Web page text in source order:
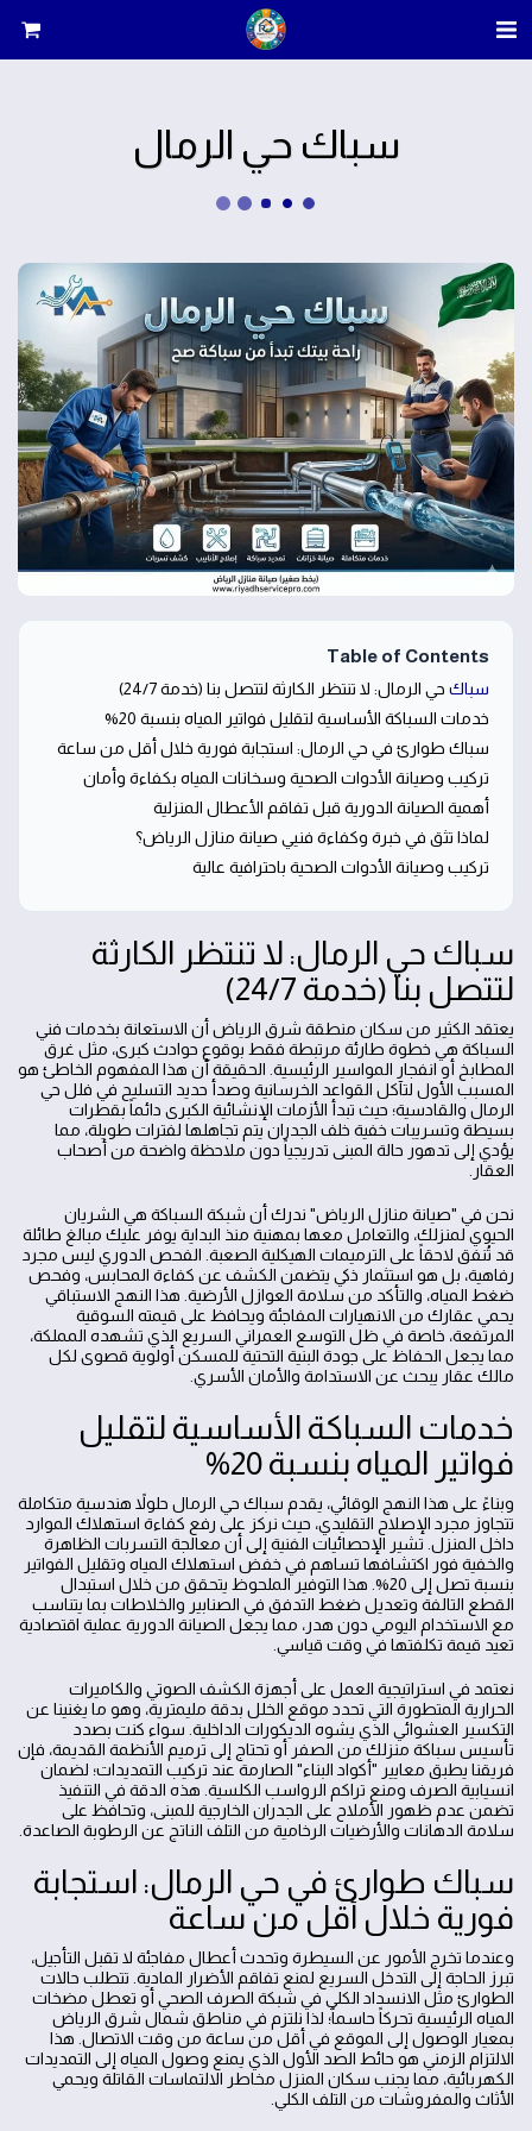
سباك حي الرمال
Table of Contents
سباك حي الرمال: لا تنتظر الكارثة لتتصل بنا (خدمة 24/7)
خدمات السباكة الأساسية لتقليل فواتير المياه بنسبة 20%
سباك طوارئ في حي الرمال: استجابة فورية خلال أقل من ساعة
تركيب وصيانة الأدوات الصحية وسخانات المياه بكفاءة وأمان
أهمية الصيانة الدورية قبل تفاقم الأعطال المنزلية
لماذا تثق في خبرة وكفاءة فنيي صيانة منازل الرياض؟
تركيب وصيانة الأدوات الصحية باحترافية عالية
سباك حي الرمال: لا تنتظر الكارثة
لتتصل بنا (خدمة 24/7)
يعتقد الكثير من سكان منطقة شرق الرياض أن الاستعانة بخدمات فني
السباكة هي خطوة طارئة مرتبطة فقط بوقوع حوادث كبرى، مثل غرق
المطابخ أو انفجار المواسير الرئيسية. الحقيقة أن هذا المفهوم الخاطئ هو
المسبب الأول لتآكل القواعد الخرسانية وصدأ حديد التسليح في فلل حي
الرمال والقادسية؛ حيث تبدأ الأزمات الإنشائية الكبرى دائماً بقطرات
بسيطة وتسريبات خفية خلف الجدران يتم تجاهلها لفترات طويلة، مما
يؤدي إلى تدهور حالة المبنى تدريجياً دون ملاحظة واضحة من أصحاب
العقار.
نحن في "صيانة منازل الرياض" ندرك أن شبكة السباكة هي الشريان
الحيوي لمنزلك، والتعامل معها بمهنية منذ البداية يوفر عليك مبالغ طائلة
قد تُنفق لاحقاً على الترميمات الهيكلية الصعبة. الفحص الدوري ليس مجرد
رفاهية، بل هو استثمار ذكي يتضمن الكشف عن كفاءة المحابس، وفحص
ضغط المياه، والتأكد من سلامة العوازل الأرضية. هذا النهج الاستباقي
يحمي عقارك من الانهيارات المفاجئة ويحافظ على قيمته السوقية
المرتفعة، خاصة في ظل التوسع العمراني السريع الذي تشهده المملكة،
مما يجعل الحفاظ على جودة البنية التحتية للمسكن أولوية قصوى لكل
مالك عقار يبحث عن الاستدامة والأمان الأسري.
خدمات السباكة الأساسية لتقليل
فواتير المياه بنسبة 20%
وبناءً على هذا النهج الوقائي، يقدم سباك حي الرمال حلولاً هندسية متكاملة
تتجاوز مجرد الإصلاح التقليدي، حيث نركز على رفع كفاءة استهلاك الموارد
داخل المنزل. تشير الإحصائيات الفنية إلى أن معالجة التسربات الظاهرة
والخفية فور اكتشافها تساهم في خفض استهلاك المياه وتقليل الفواتير
بنسبة تصل إلى 20%. هذا التوفير الملحوظ يتحقق من خلال استبدال
القطع التالفة وتعديل ضغط التدفق في الصنابير والخلاطات بما يتناسب
مع الاستخدام اليومي دون هدر، مما يجعل الصيانة الدورية عملية اقتصادية
تعيد قيمة تكلفتها في وقت قياسي.
نعتمد في استراتيجية العمل على أجهزة الكشف الصوتي والكاميرات
الحرارية المتطورة التي تحدد موقع الخلل بدقة مليمترية، وهو ما يغنينا عن
التكسير العشوائي الذي يشوه الديكورات الداخلية. سواء كنت بصدد
تأسيس سباكة منزلك من الصفر أو تحتاج إلى ترميم الأنظمة القديمة، فإن
فريقنا يطبق معايير "أكواد البناء" الصارمة عند تركيب التمديدات؛ لضمان
انسيابية الصرف ومنع تراكم الرواسب الكلسية. هذه الدقة في التنفيذ
تضمن عدم ظهور الأملاح على الجدران الخارجية للمبنى، وتحافظ على
سلامة الدهانات والأرضيات الرخامية من التلف الناتج عن الرطوبة الصاعدة.
سباك طوارئ في حي الرمال: استجابة
فورية خلال أقل من ساعة
وعندما تخرج الأمور عن السيطرة وتحدث أعطال مفاجئة لا تقبل التأجيل،
تبرز الحاجة إلى التدخل السريع لمنع تفاقم الأضرار المادية. تتطلب حالات
الطوارئ مثل الانسداد الكلي في شبكة الصرف الصحي أو تعطل مضخات
المياه الرئيسية تحركاً حاسماً؛ لذا نلتزم في مناطق شمال شرق الرياض
بمعيار الوصول إلى الموقع في أقل من ساعة من وقت الاتصال. هذا
الالتزام الزمني هو حائط الصد الأول الذي يمنع وصول المياه إلى التمديدات
الكهربائية، مما يجنب سكان المنزل مخاطر الالتماسات القاتلة ويحمي
الأثاث والمفروشات من التلف الكلي.